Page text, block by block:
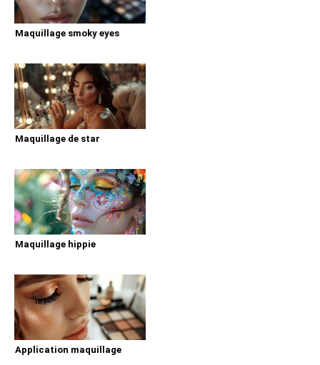
Maquillage smoky eyes
Maquillage de star
Maquillage hippie
Application maquillage